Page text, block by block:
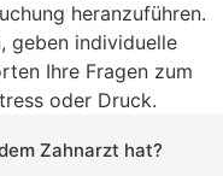
heranzuführen.
geben individuelle
Ihre Fragen zum
oder Druck.
Zahnarzt hat?